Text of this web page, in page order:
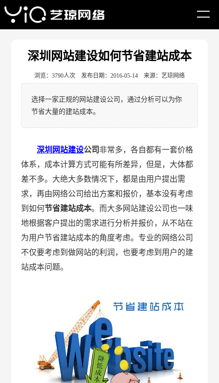
艺琼研究
深圳网站建设如何节省建站成本
浏览：3790人次 发布日期：2016-05-14 来源：艺琼网络
选择一家正规的网站建设公司，通过分析可以为你
节省大量的建站成本。
深圳网站建设公司 非常多，各自都有一套价格
体系，成本计算方式可能有所差异，但是，大体都
差不多。大绝大多数情况下，都是由用户提出需
求，再由网络公司给出方案和报价，基本没有考虑
到如何节省建站成本。而大多网站建设公司也一味
地根据客户提出的需求进行分析并报价，从不站在
为用户节省建站成本的角度考虑。专业的网络公司
不仅要考虑到做网站的利润，也要考虑到用户的建
站成本问题。